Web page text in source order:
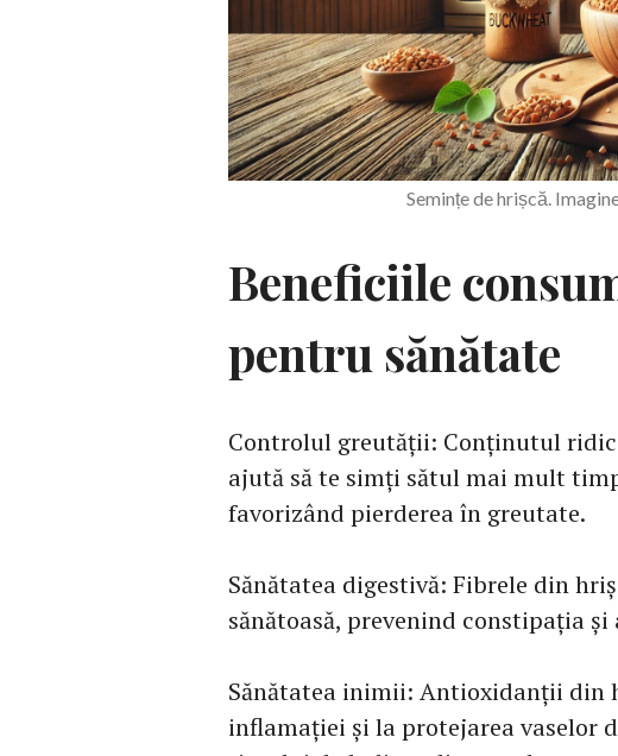
Semințe de hrișcă.
Beneficiile
pentru sănătate
Controlul greutății: Conținutul
ajută să te simți sătul mai mult
favorizând pierderea în greutate.
Sănătatea digestivă: Fibrele din
sănătoasă, prevenind constipația
Sănătatea inimii: Antioxidanții din
inflamației și la protejarea vaselor